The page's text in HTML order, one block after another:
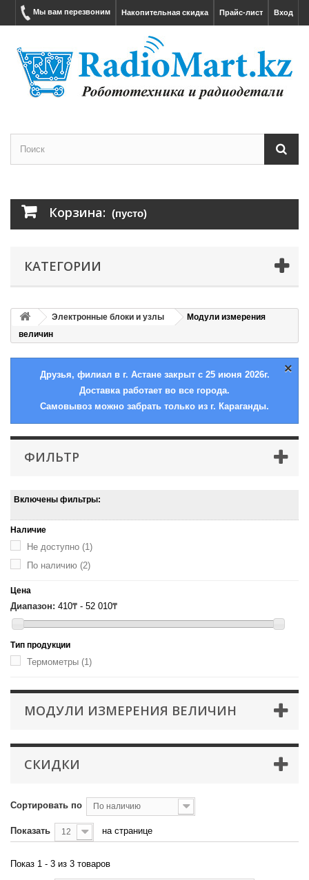
Вход
Прайс-лист
Накопительная скидка
Мы вам перезвоним
Корзина: (пусто)
КАТЕГОРИИ
Электронные блоки и узлы
Модули измерения
величин
×
Друзья, филиал в г. Астане закрыт с 25 июня 2026г.
Доставка работает во все города.
Самовывоз можно забрать только из г. Караганды.
ФИЛЬТР
Включены фильтры:
Наличие
Не доступно (1)
По наличию (2)
Цена
Диапазон: 410₸ - 52 010₸
Тип продукции
Термометры (1)
МОДУЛИ ИЗМЕРЕНИЯ ВЕЛИЧИН
СКИДКИ
Сортировать по По наличию
Показать 12 на странице
Показ 1 - 3 из 3 товаров